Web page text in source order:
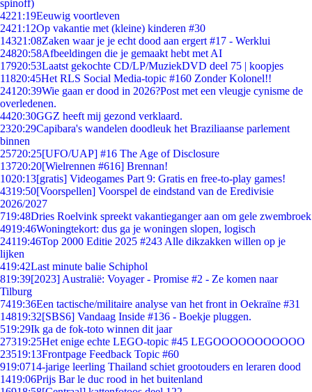
spinoff)
4221:19Eeuwig voortleven
2421:12Op vakantie met (kleine) kinderen #30
14321:08Zaken waar je je echt dood aan ergert #17 - Werklui
24820:58Afbeeldingen die je gemaakt hebt met AI
17920:53Laatst gekochte CD/LP/MuziekDVD deel 75 | koopjes
11820:45Het RLS Social Media-topic #160 Zonder Kolonel!!
241 20:39Wie gaan er dood in 2026?Post met een vleugje cynisme de
overledenen.
4420:30GGZ heeft mij gezond verklaard.
2320:29Capibara's wandelen doodleuk het Braziliaanse parlement
binnen
25720:25[UFO/UAP] #16 The Age of Disclosure
13720:20[Wielrennen #616] Brennan!
1020:13[gratis] Videogames Part 9: Gratis en free-to-play games!
4319:50[Voorspellen] Voorspel de eindstand van de Eredivisie
2026/2027
719:48Dries Roelvink spreekt vakantieganger aan om gele zwembroek
4919:46Woningtekort: dus ga je woningen slopen, logisch
24119:46Top 2000 Editie 2025 #243 Alle dikzakken willen op je
lijken
419:42Last minute balie Schiphol
819:39[2023] Australië: Voyager - Promise #2 - Ze komen naar
Tilburg
7419:36Een tactische/militaire analyse van het front in Oekraïne #31
14819:32[SBS6] Vandaag Inside #136 - Boekje pluggen.
519:29Ik ga de fok-toto winnen dit jaar
27319:25Het enige echte LEGO-topic #45 LEGOOOOOOOOOOO
23519:13Frontpage Feedback Topic #60
919:0714-jarige leerling Thailand schiet grootouders en leraren dood
1419:06Prijs Bar le duc rood in het buitenland